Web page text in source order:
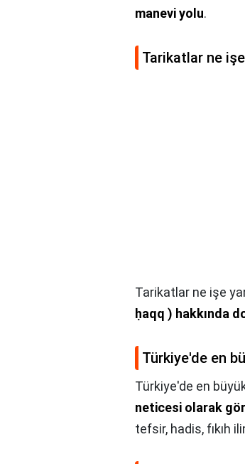
manevi yolu.
Tarikatlar ne
Tarikatlar ne işe
ḥaqq ) hakkında
Türkiye'de en
Türkiye'de en
neticesi olarak
tefsir, hadis, fıkıh